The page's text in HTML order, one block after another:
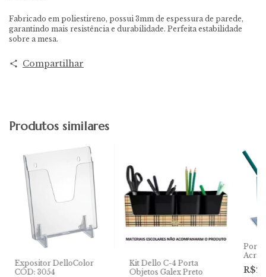
Fabricado em poliestireno, possui 3mm de espessura de parede,
garantindo mais resistência e durabilidade. Perfeita estabilidade
sobre a mesa.
Compartilhar
Produtos similares
Expositor DelloColor
CÓD: 3054
Kit Dello C-4 Porta
Objetos Galex Preto
Porta